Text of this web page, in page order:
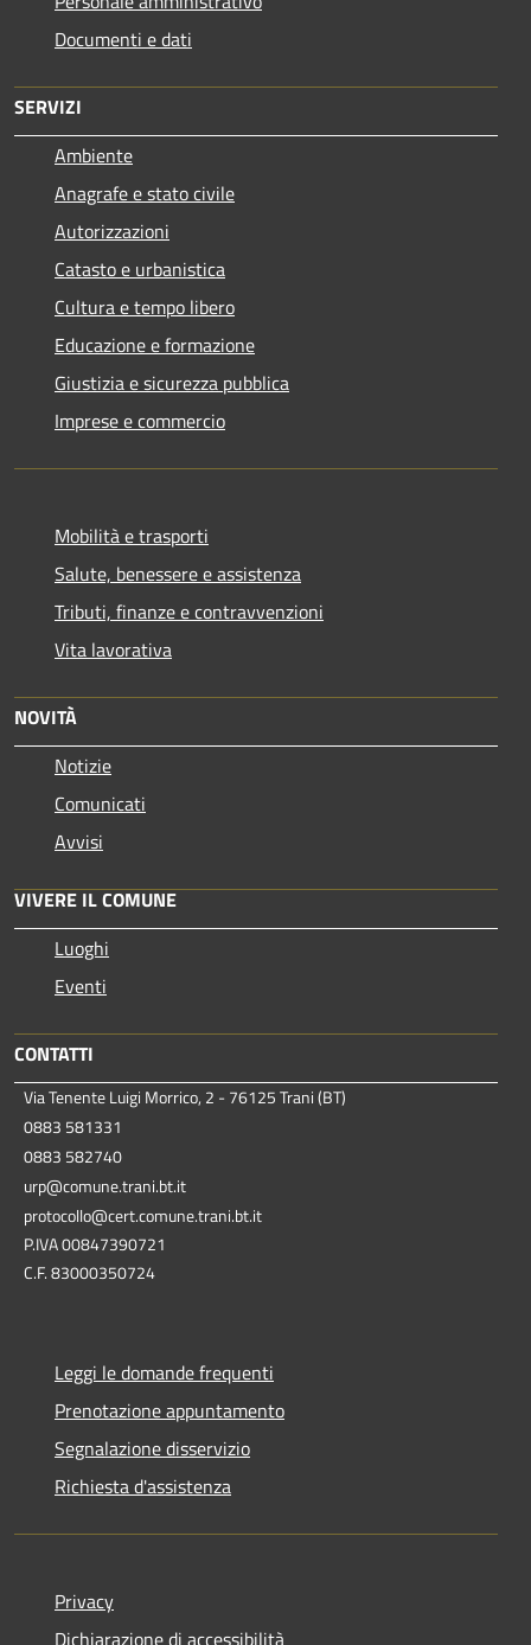
Documenti e dati
SERVIZI
Ambiente
Anagrafe e stato civile
Autorizzazioni
Catasto e urbanistica
Cultura e tempo libero
Educazione e formazione
Giustizia e sicurezza pubblica
Imprese e commercio
Mobilità e trasporti
Salute, benessere e assistenza
Tributi, finanze e contravvenzioni
Vita lavorativa
NOVITÀ
Notizie
Comunicati
Avvisi
VIVERE IL COMUNE
Luoghi
Eventi
CONTATTI
Via Tenente Luigi Morrico, 2 - 76125 Trani (BT)
0883 581331
0883 582740
urp@comune.trani.bt.it
protocollo@cert.comune.trani.bt.it
P.IVA 00847390721
C.F. 83000350724
Leggi le domande frequenti
Prenotazione appuntamento
Segnalazione disservizio
Richiesta d'assistenza
Privacy